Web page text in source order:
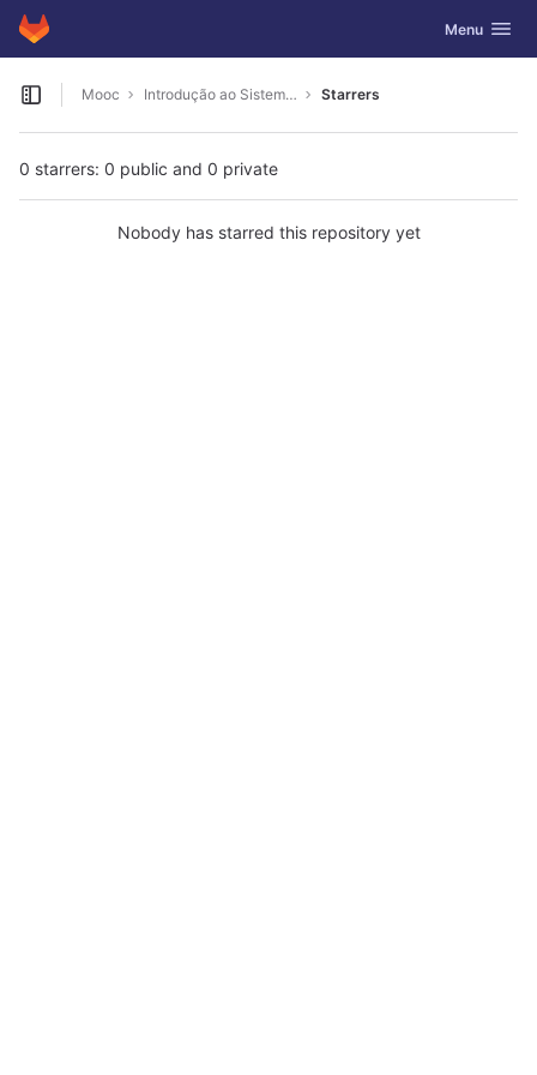
Skip to content
GitLab Toggle
Menu
Open sidebar
Mooc Introdução ao Sistema Único de Saúde Starrers
0 starrers: 0 public and 0 private
Nobody has starred this repository yet